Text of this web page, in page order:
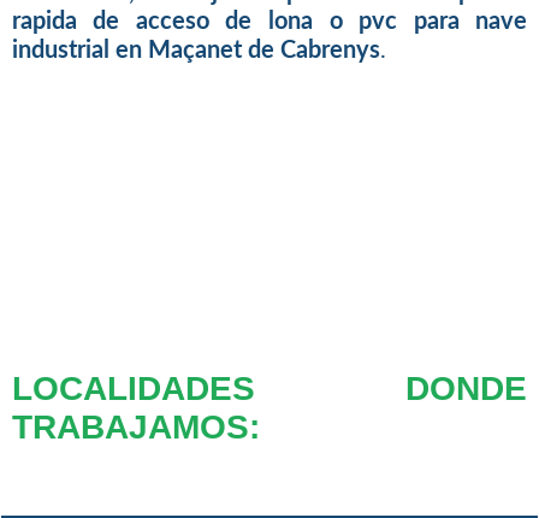
rapida de acceso de lona o pvc para nave
industrial en Maçanet de Cabrenys.
LOCALIDADES DONDE
TRABAJAMOS: